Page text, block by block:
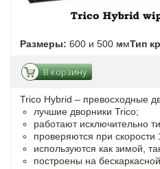
Размеры: 600 и 500 ммТип
В корзину
Trico Hybrid – превосходные
лучшие дворники Trico;
работают исключительно
проверяются при скорости
используются как зимой,
построены на